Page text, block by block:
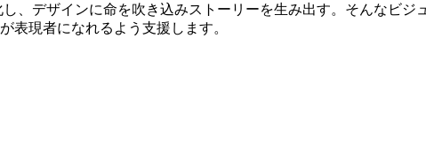
、デザインに命を吹き込みストーリーを生み出す。そんなビジ
表現者になれるよう支援します。